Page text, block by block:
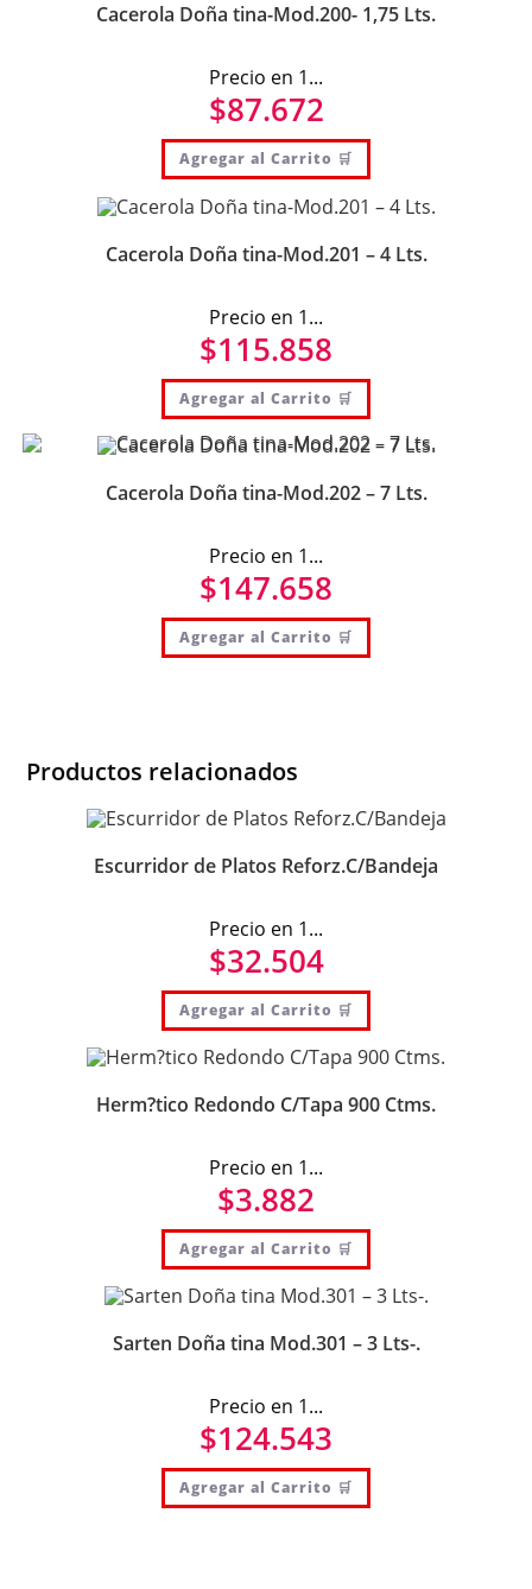
Cacerola Doña tina-Mod.200- 1,75 Lts.
Precio en 1...
$87.672
Agregar al Carrito 🛒
Cacerola Doña tina-Mod.201 – 4 Lts.
Precio en 1...
$115.858
Agregar al Carrito 🛒
Cacerola Doña tina-Mod.202 – 7 Lts.
Precio en 1...
$147.658
Agregar al Carrito 🛒
Productos relacionados
Escurridor de Platos Reforz.C/Bandeja
Precio en 1...
$32.504
Agregar al Carrito 🛒
Herm?tico Redondo C/Tapa 900 Ctms.
Precio en 1...
$3.882
Agregar al Carrito 🛒
Sarten Doña tina Mod.301 – 3 Lts-.
Precio en 1...
$124.543
Agregar al Carrito 🛒